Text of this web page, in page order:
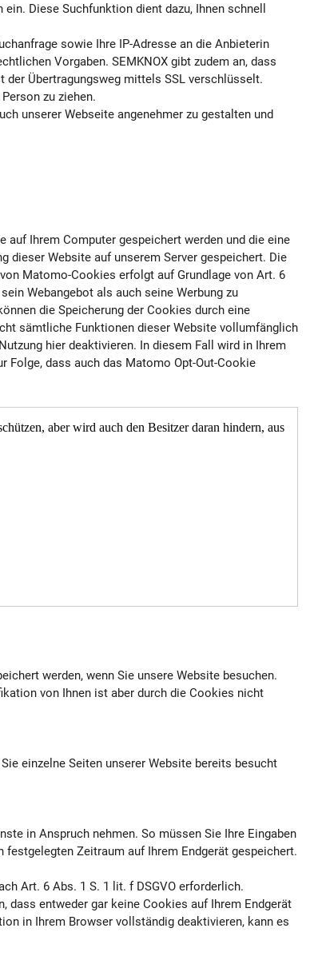
Diese Suchfunktion dient dazu, Ihnen schnell
sowie Ihre IP-Adresse an die Anbieterin
Vorgaben. SEMKNOX gibt zudem an, dass
der Übertragungsweg mittels SSL verschlüsselt.
zu ziehen.
unserer Webseite angenehmer zu gestalten und
auf Ihrem Computer gespeichert werden und die eine
dieser Website auf unserem Server gespeichert. Die
Matomo-Cookies erfolgt auf Grundlage von Art. 6
Webangebot als auch seine Werbung zu
die Speicherung der Cookies durch eine
sämtliche Funktionen dieser Website vollumfänglich
hier deaktivieren. In diesem Fall wird in Ihrem
Folge, dass auch das Matomo Opt-Out-Cookie
werden, wenn Sie unsere Website besuchen.
von Ihnen ist aber durch die Cookies nicht
einzelne Seiten unserer Website bereits besucht
in Anspruch nehmen. So müssen Sie Ihre Eingaben
Zeitraum auf Ihrem Endgerät gespeichert.
Art. 6 Abs. 1 S. 1 lit. f DSGVO erforderlich.
dass entweder gar keine Cookies auf Ihrem Endgerät
in Ihrem Browser vollständig deaktivieren, kann es